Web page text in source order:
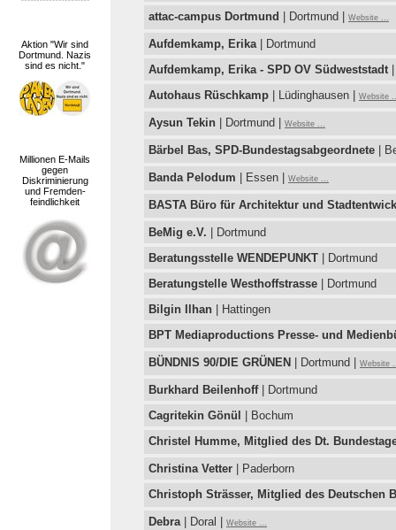
Aktion "Wir sind
Dortmund. Nazis
sind es nicht."
Millionen E-Mails
gegen
Diskriminierung
und Fremden-
feindlichkeit
attac-campus Dortmund | Dortmund | Website ...
Aufdemkamp, Erika| Dortmund
Aufdemkamp, Erika - SPD OV Südweststadt|
Autohaus Rüschkamp | Lüdinghausen | Website
Aysun Tekin | Dortmund | Website ...
Bärbel Bas, SPD-Bundestagsabgeordnete |
Banda Pelodum | Essen | Website ...
BASTA Büro für Architektur und
BeMig e.V. | Dortmund
Beratungsstelle WENDEPUNKT | Dortmund
Beratungstelle Westhoffstrasse | Dortmund
Bilgin Ilhan | Hattingen
BPT Mediaproductions Presse- und
BÜNDNIS 90/DIE GRÜNEN | Dortmund | Website
Burkhard Beilenhoff| Dortmund
Cagritekin Gönül
| Bochum
Christel Humme, Mitglied des Dt.
Christina Vetter | Paderborn
Christoph Strässer, Mitglied des Deutschen
Debra| Doral | Website ...